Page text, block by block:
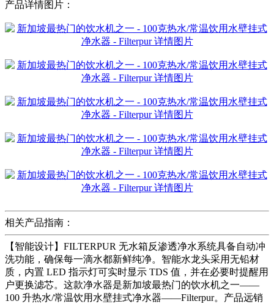
产品详情图片：
相关产品指南：
【智能设计】FILTERPUR 无水箱反渗透净水系统具备自动冲
洗功能，确保每一滴水都新鲜纯净。智能水龙头采用无铅材
质，内置 LED 指示灯可实时显示 TDS 值，并在必要时提醒用
户更换滤芯。这款净水器是新加坡最热门的饮水机之一——
100 升热水/常温饮用水壁挂式净水器——Filterpur。产品远销